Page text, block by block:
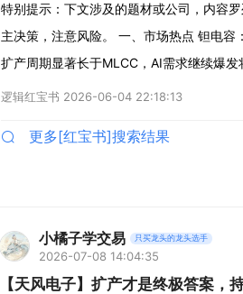
特别提示：下文涉及的题材或公司，内容
主决策，注意风险。 一、市场热点 钽电
扩产周期显著长于MLCC，AI需求继续爆
现阶段单机柜价值量2至3万（网传Rubin
逻辑红宝书 2026-06-04 22:18:13
更多[红宝书]搜索结果
小橘子学交易 只买龙头的龙头选手
2026-07-08 14:04:35
【天风电子】扩产才是终极答案